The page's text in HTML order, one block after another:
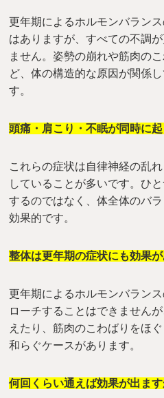
更年期によるホルモンバラン
はありますが、すべての不調
ません。姿勢の崩れや筋肉の
ど、体の構造的な原因が関係
す。
頭痛・肩こり・不眠が同時に
これらの症状は自律神経の乱
していることが多いです。ひ
するのではなく、体全体のバ
効果的です。
整体は更年期の症状にも効果
更年期によるホルモンバラン
ローチすることはできません
えたり、筋肉のこわばりをほ
和らぐケースがあります。
何回くらい通えば効果が出ます